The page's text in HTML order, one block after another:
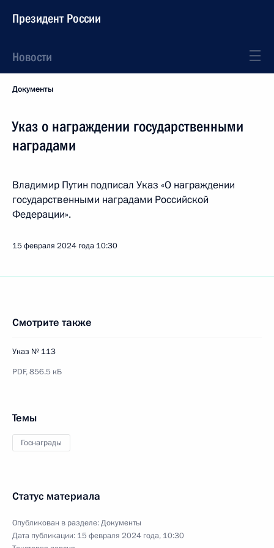
Президент России
Новости
Документы
Указ о награждении государственными
наградами
Владимир Путин подписал Указ «О награждении
государственными наградами Российской
Федерации».
15 февраля 2024 года 10:30
Смотрите также
Указ № 113
PDF,856.5 кБ
Темы
Госнаграды
Статус материала
Опубликован в разделе:Документы
Дата публикации: 15 февраля 2024 года, 10:30